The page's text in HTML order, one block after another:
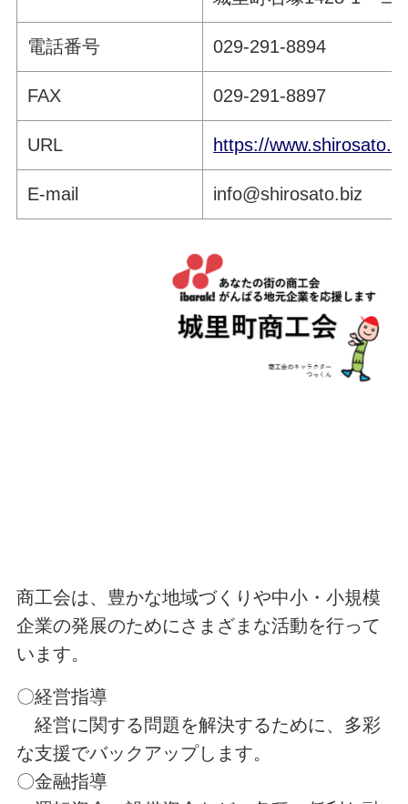
電話番号 029-291-8894
FAX 029-291-8897
URL https://
E-mail info@shirosato.biz
商工会は、豊かな地域づくりや中小・小規模
企業の発展のためにさまざまな活動を行って
います。
〇経営指導
経営に関する問題を解決するために、多彩
な支援でバックアップします。
〇金融指導